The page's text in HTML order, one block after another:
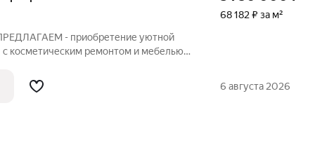
- приобретение уютной
с косметическим ремонтом и мебелью в
Удобная планировка включает:
68 182 ₽ за м²
6 августа 2026